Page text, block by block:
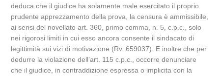
deduca che il giudice ha solamente male esercitato il proprio
prudente apprezzamento della prova, la censura è ammissibile,
ai sensi del novellato art. 360, primo comma, n. 5, c.p.c., solo
nei rigorosi limiti in cui esso ancora consente il sindacato di
legittimità sui vizi di motivazione (Rv. 659037). E inoltre che per
dedurre la violazione dell’art. 115 c.p.c., occorre denunciare
che il giudice, in contraddizione espressa o implicita con la